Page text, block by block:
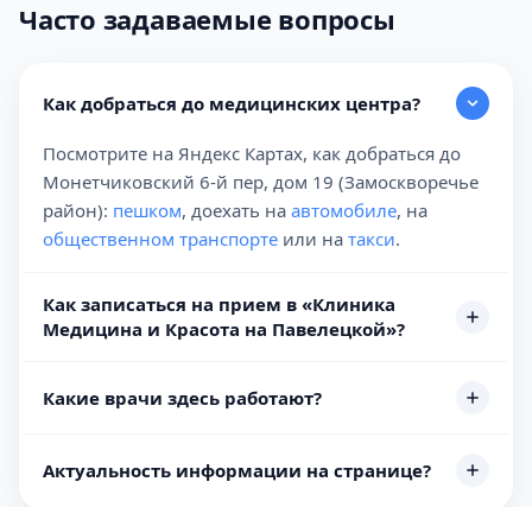
Часто задаваемые вопросы
Как добраться до медицинских центра?
Посмотрите на Яндекс Картах, как добраться до
Монетчиковский 6-й пер, дом 19 (Замоскворечье
район): пешком, доехать на автомобиле, на
общественном транспорте или на такси.
Как записаться на прием в «Клиника
Медицина и Красота на Павелецкой»?
Какие врачи здесь работают?
Актуальность информации на странице?